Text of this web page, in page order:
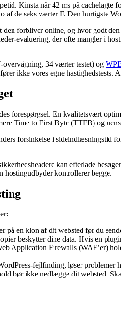
Kinsta når 42 ms på cachelagte
af de seks værter F. Den hurtigste
forbliver online, og hvor godt
evaluering, der ofte mangler i
overvågning, 34 værter testet) og
ikke vores egne hastighedstests.
forespørgsel. En kvalitetsvært
Time to First Byte (TTFB) og
forsinkelse i sideindlæsningstid
kan efterlade
hostingudbyder kontrollerer begge.
på en klon af dit websted før du
beskytter dine data. Hvis en
Application Firewalls (WAF’er)
fejlfinding, løser
bør ikke nedlægge dit websted.